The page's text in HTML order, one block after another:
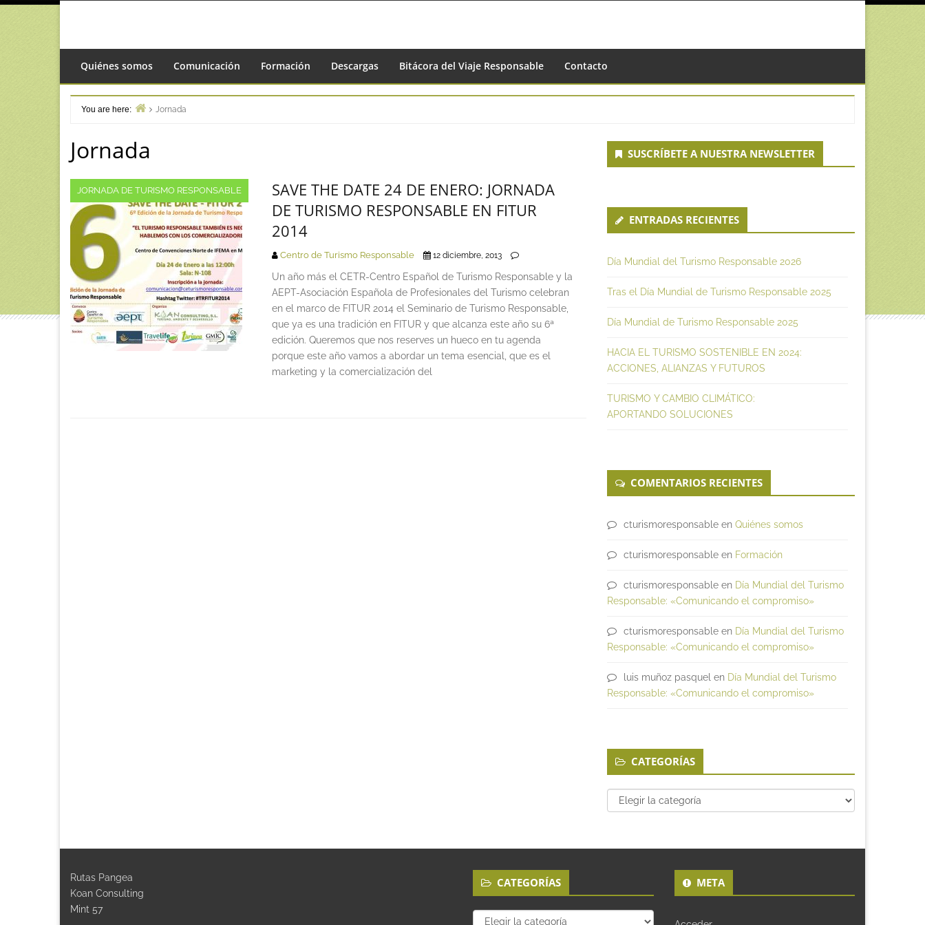
Skip
Quiénes somos Comunicación Formación Descargas Bitácora del Viaje Responsable Contacto
You are here:
Jornada
Jornada
JORNADA DE TURISMO RESPONSABLE
SAVE THE DATE 24 DE ENERO: JORNADA
DE TURISMO RESPONSABLE EN FITUR
2014
Centro de Turismo Responsable 12 diciembre, 2013
Un año más el CETR-Centro Español de Turismo Responsable y la
AEPT-Asociación Española de Profesionales del Turismo celebran
en el marco de FITUR 2014 el Seminario de Turismo Responsable,
que ya es una tradición en FITUR y que alcanza este año su 6ª
edición. Queremos que nos reserves un hueco en tu agenda
porque este año vamos a abordar un tema esencial, que es el
marketing y la comercialización del
Secondary
Sidebar
SUSCRÍBETE A NUESTRA NEWSLETTER
ENTRADAS RECIENTES
Día Mundial del Turismo Responsable 2026
Tras el Día Mundial de Turismo Responsable 2025
Día Mundial de Turismo Responsable 2025
HACIA EL TURISMO SOSTENIBLE EN 2024:
ACCIONES, ALIANZAS Y FUTUROS
TURISMO Y CAMBIO CLIMÁTICO:
APORTANDO SOLUCIONES
COMENTARIOS RECIENTES
cturismoresponsable en Quiénes somos
cturismoresponsable en Formación
cturismoresponsable en Día Mundial del Turismo
Responsable: «Comunicando el compromiso»
cturismoresponsable en Día Mundial del Turismo
Responsable: «Comunicando el compromiso»
luis muñoz pasquel en Día Mundial del Turismo
Responsable: «Comunicando el compromiso»
CATEGORÍAS
Categorías
Rutas Pangea
Koan Consulting
Mint 57
CATEGORÍAS
Categorías
META